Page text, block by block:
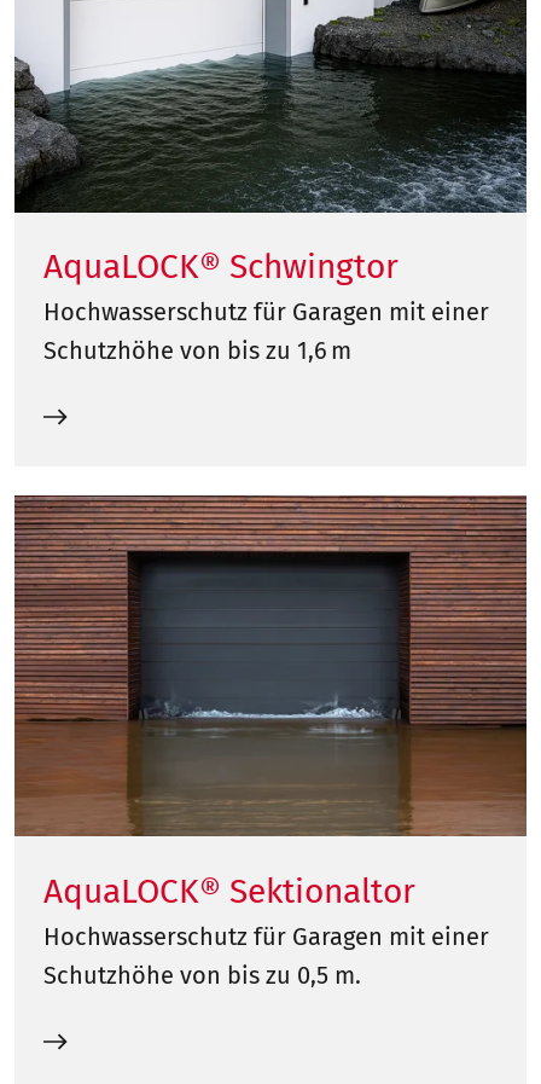
AquaLOCK® Schwingtor
Hochwasserschutz für Garagen mit einer
Schutzhöhe von bis zu 1,6 m
AquaLOCK® Sektionaltor
Hochwasserschutz für Garagen mit einer
Schutzhöhe von bis zu 0,5 m.